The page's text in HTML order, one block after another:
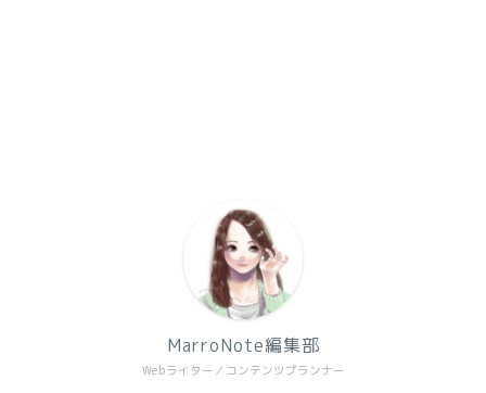
Webライター／コンテンツプランナー
MarroNote編集部